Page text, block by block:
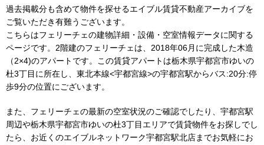
過去掲載分も含めて物件を探せるエイブル賃貸不動産アーカイブを
ご覧いただき有難うございます。
こちらはフェリーチェの建物詳細・設備・空室情報データに関する
ページです。2階建のフェリーチェは、2018年06月に完成した木造
（2×4)のアパートです。この賃貸アパートは栃木県宇都宮市ゆいの
杜3丁目に所在し、東北本線<宇都宮線>の宇都宮駅からバス:20分:停
歩9分の位置にございます。
また、フェリーチェの最新の空室状況のご確認でしたり、宇都宮駅
周辺や栃木県宇都宮市ゆいの杜3丁目エリアで賃貸物件をお探しでし
たら、お近くのエイブルネットワーク宇都宮駅北店までお気軽にお